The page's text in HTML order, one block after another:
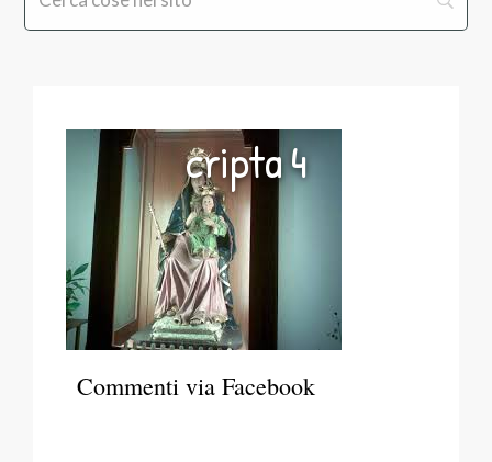
cripta 4
Commenti via Facebook